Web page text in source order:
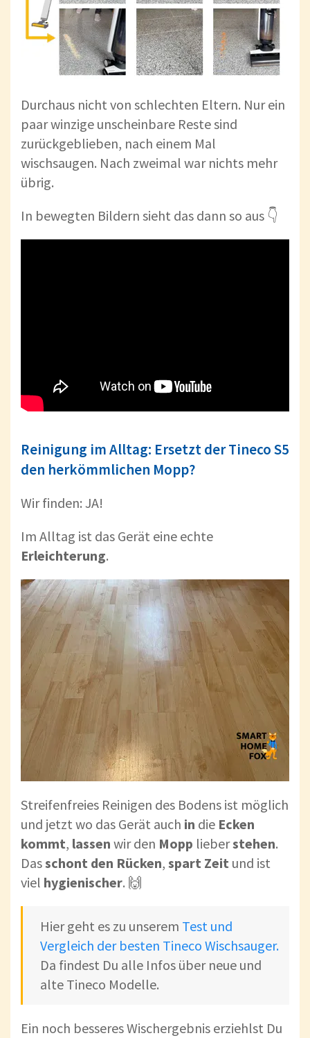
Durchaus nicht von schlechten Eltern. Nur ein
paar winzige unscheinbare Reste sind
zurückgeblieben, nach einem Mal
wischsaugen. Nach zweimal war nichts mehr
übrig.
In bewegten Bildern sieht das dann so aus 👇
Reinigung im Alltag: Ersetzt der Tineco S5
den herkömmlichen Mopp?
Wir finden: JA!
Im Alltag ist das Gerät eine echte
Erleichterung.
Streifenfreies Reinigen des Bodens ist möglich
und jetzt wo das Gerät auch in die Ecken
kommt, lassen wir den Mopp lieberstehen.
Dasschont den Rücken, spart Zeit und ist
viel hygienischer. 🙌
Hier geht es zu unserem Test und
Vergleich der besten Tineco Wischsauger.
Da findest Du alle Infos über neue und
alte Tineco Modelle.
Ein noch besseres Wischergebnis erziehlst Du